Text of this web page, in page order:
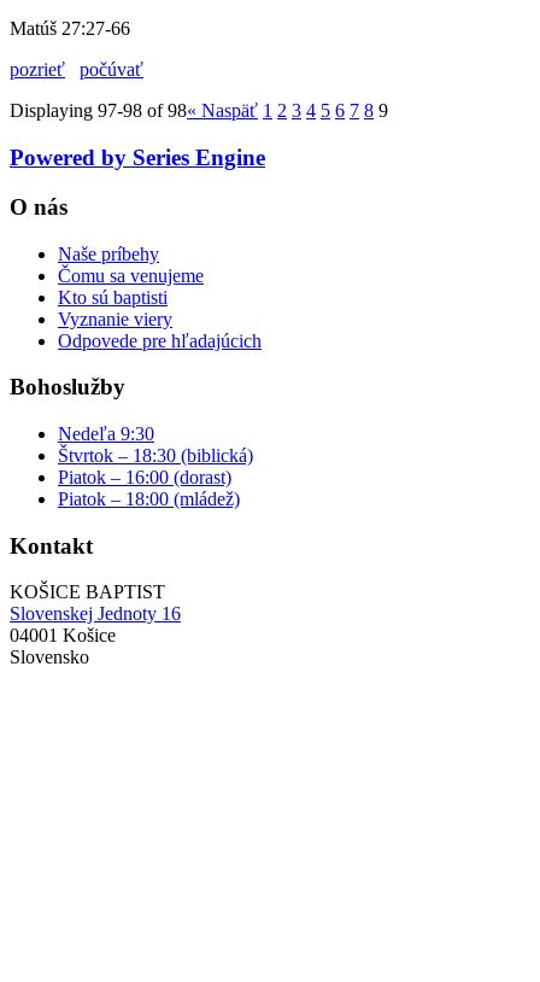
Matúš 27:27-66
pozrieť
počúvať
Displaying 97-98 of 98« Naspäť 1 2 3 4 5 6 7 8 9
Powered by Series Engine
O nás
Naše príbehy
Čomu sa venujeme
Kto sú baptisti
Vyznanie viery
Odpovede pre hľadajúcich
Bohoslužby
Nedeľa 9:30
Štvrtok – 18:30 (biblická)
Piatok – 16:00 (dorast)
Piatok – 18:00 (mládež)
Kontakt
KOŠICE BAPTIST
Slovenskej Jednoty 16
04001 Košice
Slovensko